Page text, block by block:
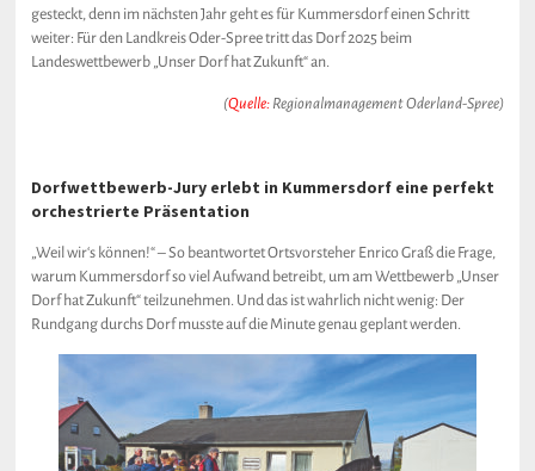
gesteckt, denn im nächsten Jahr geht es für Kummersdorf einen Schritt
weiter: Für den Landkreis Oder-Spree tritt das Dorf 2025 beim
Landeswettbewerb „Unser Dorf hat Zukunft“ an.
(Quelle:Regionalmanagement Oderland-Spree)
Dorfwettbewerb-Jury erlebt in Kummersdorf eine perfekt
orchestrierte Präsentation
„Weil wir‘s können!“ – So beantwortet Ortsvorsteher Enrico Graß die Frage,
warum Kummersdorf so viel Aufwand betreibt, um am Wettbewerb „Unser
Dorf hat Zukunft“ teilzunehmen. Und das ist wahrlich nicht wenig: Der
Rundgang durchs Dorf musste auf die Minute genau geplant werden.